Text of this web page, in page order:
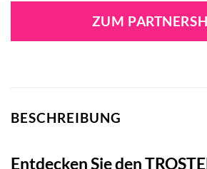
war:
27,95 €
ist:
ZUM
BESCHREIBUNG
Entdecken Sie den